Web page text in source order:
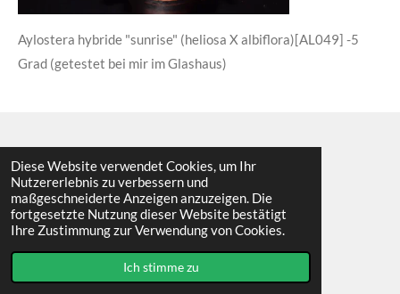
Diese Website verwendet Cookies, um Ihr
Nutzererlebnis zu verbessern und
maßgeschneiderte Anzeigen anzuzeigen. Die
fortgesetzte Nutzung dieser Website bestätigt
Ihre Zustimmung zur Verwendung von Cookies.
Ich stimme zu
Aylostera hybride "sunrise" (heliosa X albiflora)[AL049] -5
Grad (getestet bei mir im Glashaus)
I
n
s
t
a
g
a
F
a
c
e
b
o
k
Impressum
© 2023 - 2026 Cactuscorner9919